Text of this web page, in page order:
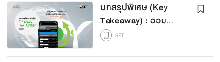
บทสรุปพิเศษ (Key
Takeaway) : ออม
สม่ำเสมอในหุ้น ด้วย DCA
SET